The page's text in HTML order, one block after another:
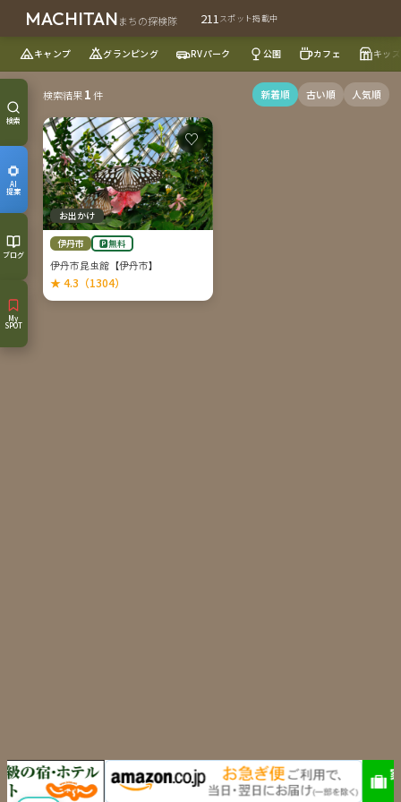
MACHITANまちの探検隊 211スポット掲載中
キャンプ グランピング RVパーク 公園 カフェ キッ
検索
AI
提案
ブログ
My
SPOT
検索結果1件 新着順 古い順 人気順
♡
お出かけ
伊丹市 🅿無料
伊丹市昆虫館【伊丹市】
★ 4.3（1304）